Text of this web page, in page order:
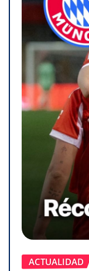
ACTUALIDAD